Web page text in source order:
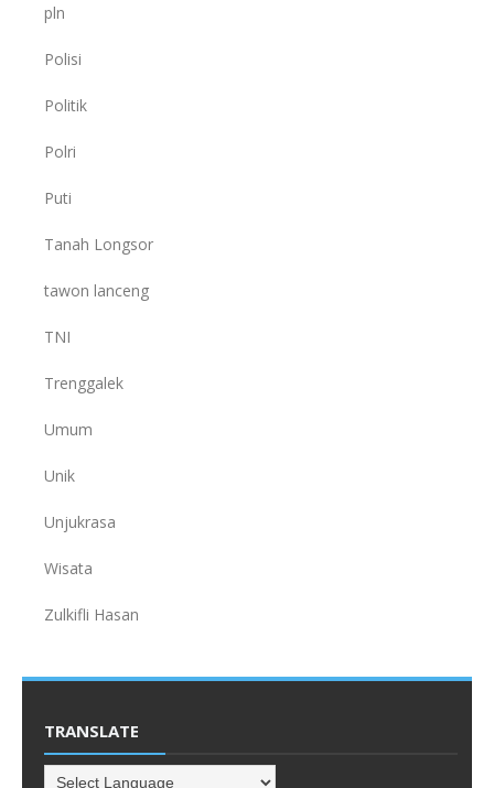
pln
Polisi
Politik
Polri
Puti
Tanah Longsor
tawon lanceng
TNI
Trenggalek
Umum
Unik
Unjukrasa
Wisata
Zulkifli Hasan
TRANSLATE